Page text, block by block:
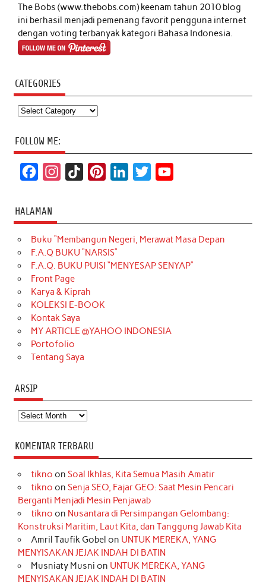
The Bobs (www.thebobs.com) keenam tahun 2010 blog
ini berhasil menjadi pemenang favorit pengguna internet
dengan voting terbanyak kategori Bahasa Indonesia.
CATEGORIES
Categories
FOLLOW ME:
c
e
b
o
o
k
t
a
g
r
a
m
T
o
k
t
e
r
k
e
d
t
t
e
T
u
b
HALAMAN
Buku “Membangun Negeri, Merawat Masa Depan
F.A.Q BUKU “NARSIS”
F.A.Q. BUKU PUISI “MENYESAP SENYAP”
Front Page
Karya & Kiprah
KOLEKSI E-BOOK
Kontak Saya
MY ARTICLE @YAHOO INDONESIA
Portofolio
Tentang Saya
ARSIP
Arsip
KOMENTAR TERBARU
tikno on Soal Ikhlas, Kita Semua Masih Amatir
tikno on Senja SEO, Fajar GEO: Saat Mesin Pencari
Berganti Menjadi Mesin Penjawab
tikno on Nusantara di Persimpangan Gelombang:
Konstruksi Maritim, Laut Kita, dan Tanggung Jawab Kita
Amril Taufik Gobel on UNTUK MEREKA, YANG
MENYISAKAN JEJAK INDAH DI BATIN
Musniaty Musni on UNTUK MEREKA, YANG
MENYISAKAN JEJAK INDAH DI BATIN